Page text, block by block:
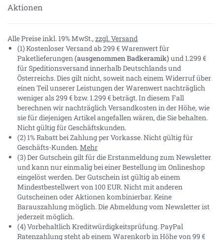
Aktionen
Alle Preise inkl. 19% MwSt., zzgl. Versand
(1) Kostenloser Versand ab 299 € Warenwert für
Paketlieferungen(ausgenommen Badkeramik) und 1.299 €
für Speditionsversand innerhalb Deutschlands und
Österreichs. Dies gilt nicht, soweit nach einem Widerruf über
einen Teil unserer Leistungen der Warenwert nachträglich
weniger als 299 € bzw. 1.299 € beträgt. In diesem Fall
berechnen wir nachträglich Versandkosten in der Höhe, wie
sie für diejenigen Artikel angefallen wären, die Sie behalten.
Nicht gültig für Geschäftskunden.
(2) 1% Rabatt bei Zahlung per Vorkasse. Nicht gültig für
Geschäfts-Kunden.Mehr
(3) Der Gutschein gilt für die Erstanmeldung zum Newsletter
und kann nur einmalig bei einer Bestellung im Onlineshop
eingelöst werden. Der Gutschein ist gültig ab einem
Mindestbestellwert von 100 EUR. Nicht mit anderen
Gutscheinen oder Aktionen kombinierbar. Keine
Barauszahlung möglich. Die Abmeldung vom Newsletter ist
jederzeit möglich.
(4) Vorbehaltlich Kreditwürdigkeitsprüfung. PayPal
Ratenzahlung steht ab einem Warenkorb in Höhe von99 €